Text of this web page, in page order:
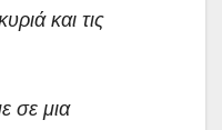
και τις
σε μια